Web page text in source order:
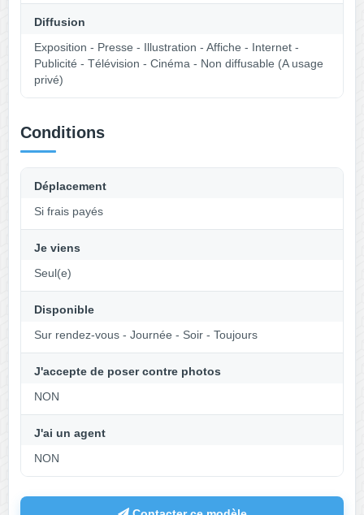
Diffusion
Exposition - Presse - Illustration - Affiche - Internet -
Publicité - Télévision - Cinéma - Non diffusable (A usage
privé)
Conditions
Déplacement
Si frais payés
Je viens
Seul(e)
Disponible
Sur rendez-vous - Journée - Soir - Toujours
J'accepte de poser contre photos
NON
J'ai un agent
NON